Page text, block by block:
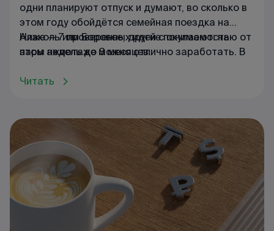
одни планируют отпуск и думают, во сколько в
этом году обойдётся семейная поездка на
Алаколь или Боровое, другие понимают: на
этом ажиотаже можно отлично заработать. В
небес — даже в обычных супермаркетах у
умом, то на летнем спросе можно построить
бизнес, который окупится всего за 1–3 месяца.
Ниже — 7 проверенных идей с окупаемостью от
пары недель до 3 месяцев.
Читать